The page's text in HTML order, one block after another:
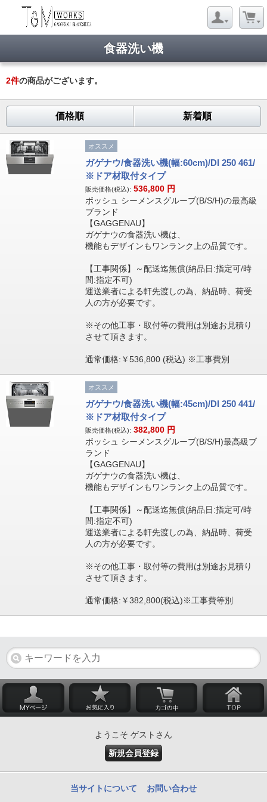
食器洗い機
2件の商品がございます。
価格順 新着順
オススメ
ガゲナウ/食器洗い機(幅:60cm)/DI 250 461/
※ドア材取付タイプ
販売価格(税込): 536,800 円
ボッシュ シーメンスグループ(B/S/H)の最高級
ブランド
【GAGGENAU】
ガゲナウの食器洗い機は、
機能もデザインもワンランク上の品質です。
【工事関係】～配送迄無償(納品日:指定可/時
間:指定不可)
運送業者による軒先渡しの為、納品時、荷受
人の方が必要です。
※その他工事・取付等の費用は別途お見積り
させて頂きます。
通常価格:￥536,800 (税込) ※工事費別
オススメ
ガゲナウ/食器洗い機(幅:45cm)/DI 250 441/
※ドア材取付タイプ
販売価格(税込): 382,800 円
ボッシュ シーメンスグループ(B/S/H)最高級ブ
ランド
【GAGGENAU】
ガゲナウの食器洗い機は、
機能もデザインもワンランク上の品質です。
【工事関係】～配送迄無償(納品日:指定可/時
間:指定不可)
運送業者による軒先渡しの為、納品時、荷受
人の方が必要です。
※その他工事・取付等の費用は別途お見積り
させて頂きます。
通常価格:￥382,800(税込)※工事費等別
ようこそ ゲストさん
新規会員登録
当サイトについて お問い合わせ